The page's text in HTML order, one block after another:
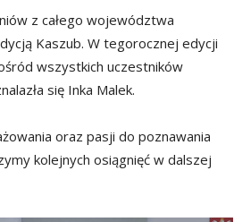
z całego województwa
Kaszub. W tegorocznej edycji
wszystkich uczestników
się Inka Malek.
oraz pasji do poznawania
kolejnych osiągnięć w dalszej